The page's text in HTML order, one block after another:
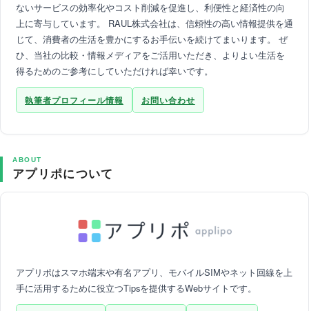
ないサービスの効率化やコスト削減を促進し、利便性と経済性の向
上に寄与しています。 RAUL株式会社は、信頼性の高い情報提供を通
じて、消費者の生活を豊かにするお手伝いを続けてまいります。 ぜ
ひ、当社の比較・情報メディアをご活用いただき、よりよい生活を
得るためのご参考にしていただければ幸いです。
執筆者プロフィール情報 お問い合わせ
ABOUT
アプリポについて
アプリポはスマホ端末や有名アプリ、モバイルSIMやネット回線を上
手に活用するために役立つTipsを提供するWebサイトです。